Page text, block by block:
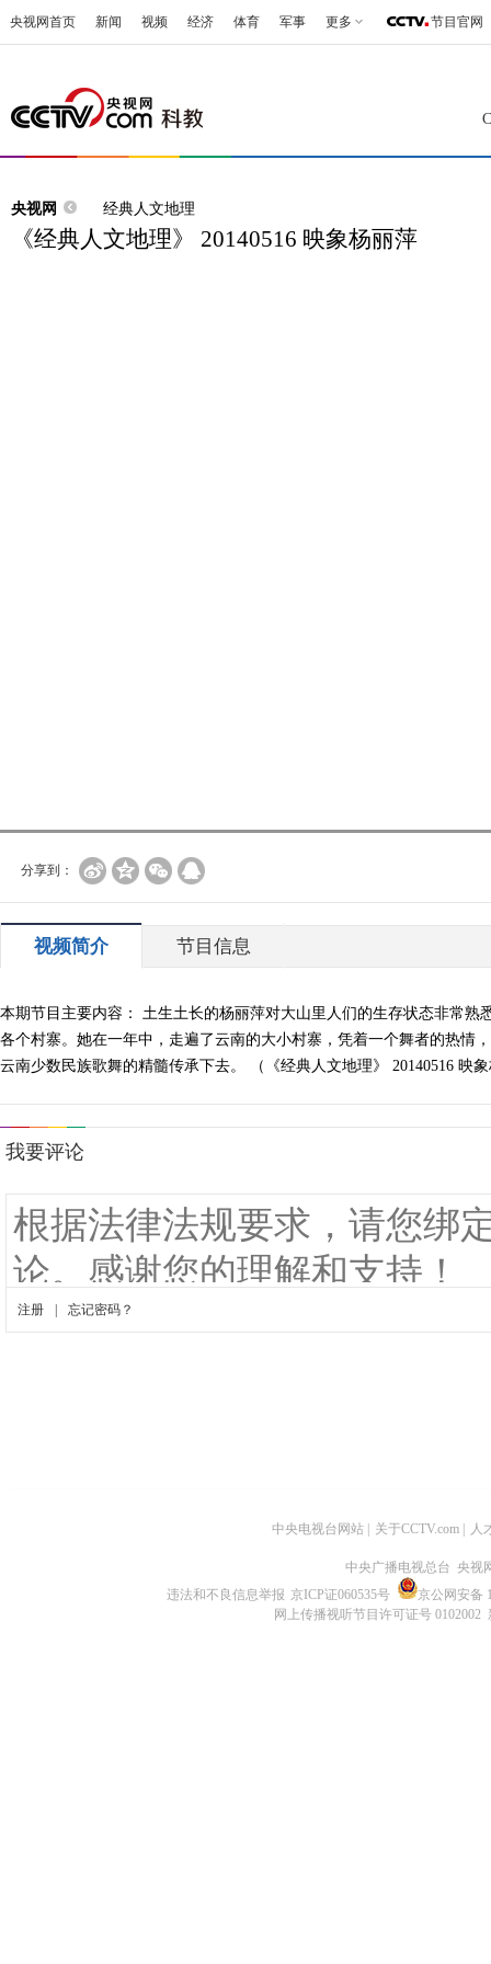
央视网首页 新闻 视频 经济 体育 军事 更多 节目官网
央视网 经典人文地理
《经典人文地理》 20140516 映象杨丽萍
分享到：
视频简介 节目信息
本期节目主要内容： 土生土长的杨丽萍对大山里人们的生存状态非常
各个村寨。她在一年中，走遍了云南的大小村寨，凭着一个舞者的热情
云南少数民族歌舞的精髓传承下去。 （《经典人文地理》 20140516 映
中央电视台网站 关于CCTV.com 人
中央广播电视总台 央视
违法和不良信息举报 京ICP证060535号
京公网安备
网上传播视听节目许可证号 0102002